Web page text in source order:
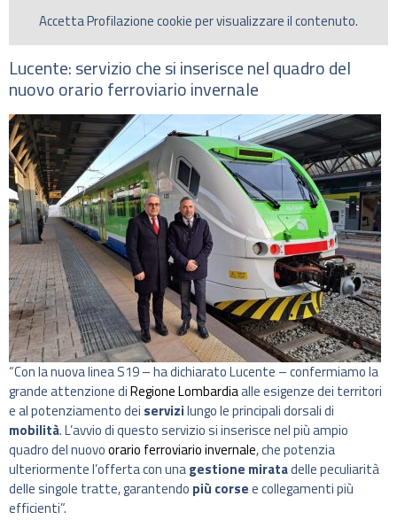
AccettaProfilazionecookie per visualizzare il contenuto.
Lucente: servizio che si inserisce nel quadro del
nuovo orario ferroviario invernale
“Con la nuova linea S19 – ha dichiarato Lucente – confermiamo la
grande attenzione diRegione Lombardiaalle esigenze dei territori
e al potenziamento dei servizilungo le principali dorsali di
mobilità. L’avvio di questo servizio si inserisce nel più ampio
quadro del nuovoorario ferroviario invernale, che potenzia
ulteriormente l’offerta con unagestione miratadelle peculiarità
delle singole tratte, garantendo più corsee collegamenti più
efficienti”.